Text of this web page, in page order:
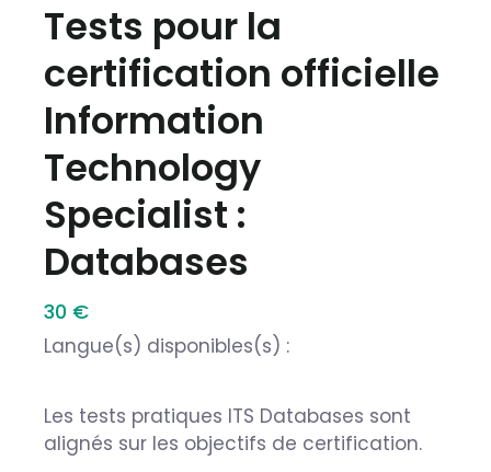
Tests pour la
certification officielle
Information
Technology
Specialist :
Databases
30 €
Langue(s) disponibles(s) :
Les tests pratiques ITS Databases sont
alignés sur les objectifs de certification.